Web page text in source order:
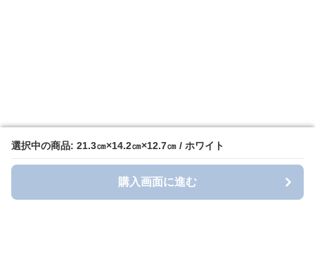
選択中の商品: 21.3㎝×14.2㎝×12.7㎝ / ホワイト
購入画面に進む
選択中の商品: 21.3㎝×14.2㎝×12.7㎝ / ホワイト
購入画面に進む